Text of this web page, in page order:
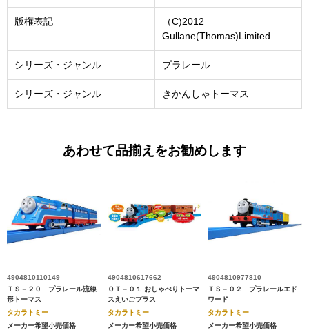
版権表記
（C)2012
Gullane(Thomas)Limited.
シリーズ・ジャンル プラレール
シリーズ・ジャンル きかんしゃトーマス
あわせて品揃えをお勧めします
4904810110149
ＴＳ－２０ プラレール流線
形トーマス
タカラトミー
メーカー希望小売価格
4904810617662
ＯＴ－０１ おしゃべりトーマ
スえいごプラス
タカラトミー
メーカー希望小売価格
4904810977810
ＴＳ－０２ プラレールエド
ワード
タカラトミー
メーカー希望小売価格